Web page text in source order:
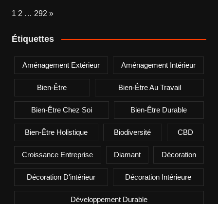
Page:
1 2 … 292 Next
»
Étiquettes
Aménagement Extérieur Aménagement Intérieur
Bien-Être Bien-Être Au Travail
Bien-Être Chez Soi Bien-Être Durable
Bien-Être Holistique Biodiversité CBD
Croissance Entreprise Diamant Décoration
Décoration D'intérieur Décoration Intérieure
Développement Durable